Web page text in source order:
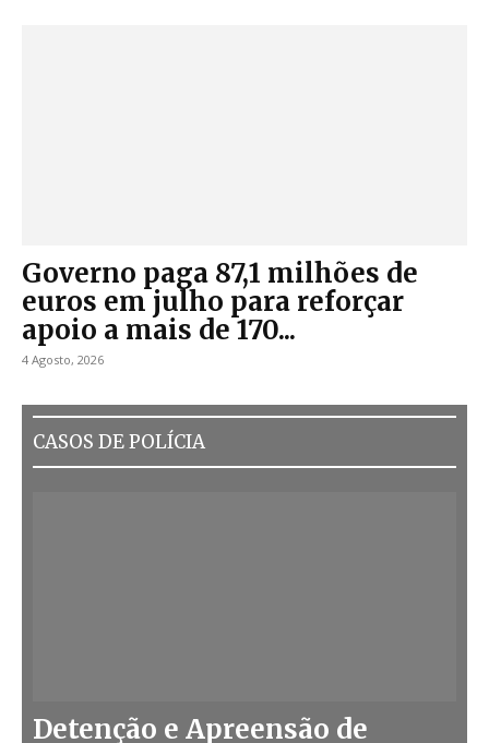
Governo paga 87,1 milhões de
euros em julho para reforçar
apoio a mais de 170...
4 Agosto, 2026
CASOS DE POLÍCIA
Detenção e Apreensão de